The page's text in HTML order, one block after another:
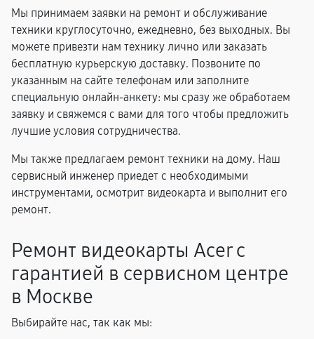
Мы принимаем заявки на ремонт и обслуживание
техники круглосуточно, ежедневно, без выходных. Вы
можете привезти нам технику лично или заказать
бесплатную курьерскую доставку. Позвоните по
указанным на сайте телефонам или заполните
специальную онлайн-анкету: мы сразу же обработаем
заявку и свяжемся с вами для того чтобы предложить
лучшие условия сотрудничества.
Мы также предлагаем ремонт техники на дому. Наш
сервисный инженер приедет с необходимыми
инструментами, осмотрит видеокарта и выполнит его
ремонт.
Ремонт видеокарты Acer с
гарантией в сервисном центре
в Москве
Выбирайте нас, так как мы: